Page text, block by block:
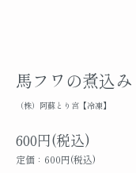
馬フワの煮込み
（株）阿蘇とり宮【冷凍】
600円(税込)
定価：600円(税込)